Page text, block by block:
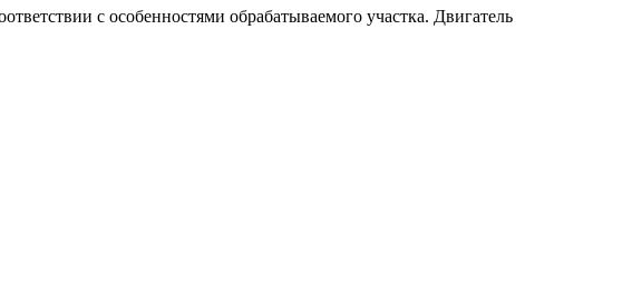
с особенностями обрабатываемого участка. Двигатель